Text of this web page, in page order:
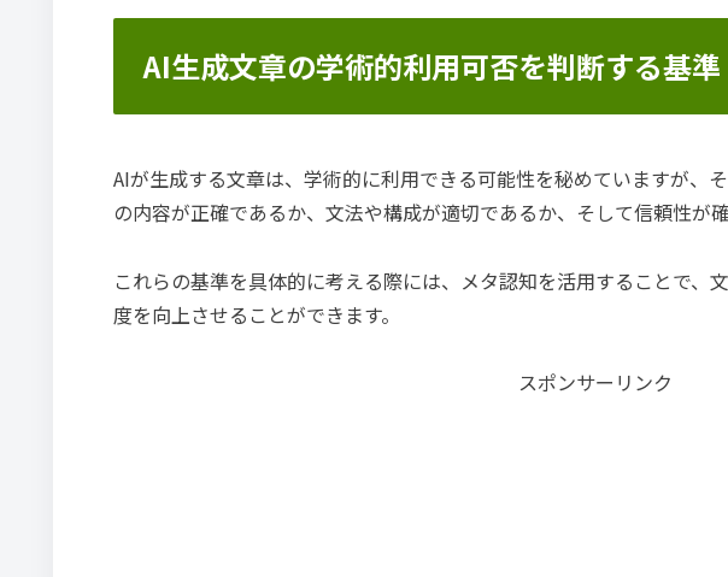
AI生成文章の学術的利用可否を判断する基準
AIが生成する文章は、学術的に利用できる可能性を秘めていますが、
の内容が正確であるか、文法や構成が適切であるか、そして信頼性が
これらの基準を具体的に考える際には、メタ認知を活用することで、
度を向上させることができます。
スポンサーリンク